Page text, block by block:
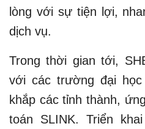
lòng với sự tiện lợi,
dịch vụ.
Trong thời gian tới,
với các trường đại
khắp các tỉnh thành,
toán SLINK. Triển